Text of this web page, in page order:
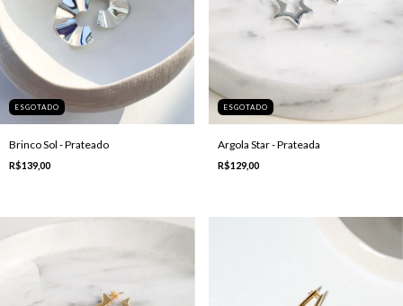
ESGOTADO
Brinco Sol - Prateado
R$139,00
ESGOTADO
Argola Star - Prateada
R$129,00